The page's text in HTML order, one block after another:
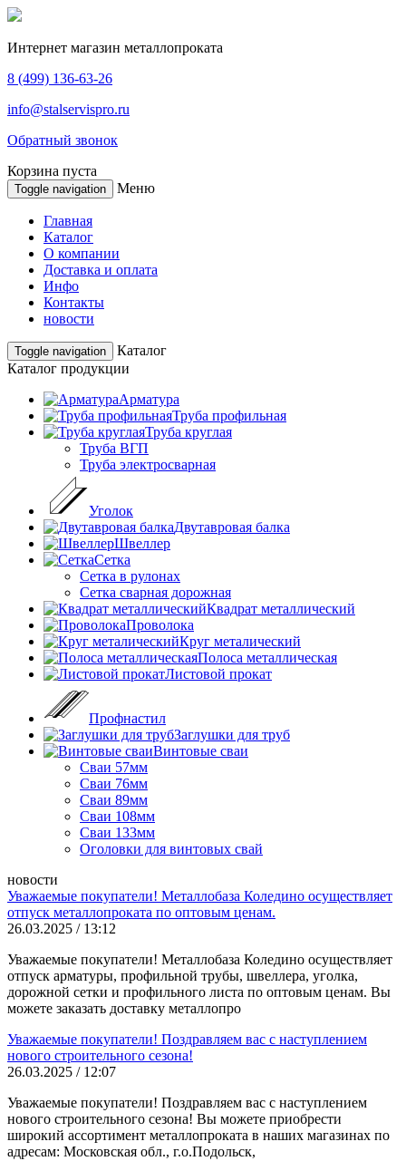
Интернет магазин металлопроката
8 (499) 136-63-26
info@stalservispro.ru
Обратный звонок
Корзина пуста
Toggle navigation Меню
Главная
Каталог
О компании
Доставка и оплата
Инфо
Контакты
новости
Toggle navigation
Каталог
Каталог продукции
Арматура
Труба профильная
Труба круглая
Труба ВГП
Труба электросварная
Уголок
Двутавровая балка
Швеллер
Cетка
Сетка в рулонах
Сетка сварная дорожная
Квадрат металлический
Проволока
Круг металический
Полоса металлическая
Листовой прокат
Профнастил
Заглушки для труб
Винтовые сваи
Сваи 57мм
Сваи 76мм
Сваи 89мм
Сваи 108мм
Сваи 133мм
Оголовки для винтовых свай
новости
Уважаемые покупатели! Металлобаза Коледино осуществляет
отпуск металлопроката по оптовым ценам.
26.03.2025 / 13:12
Уважаемые покупатели! Металлобаза Коледино осуществляет
отпуск арматуры, профильной трубы, швеллера, уголка,
дорожной сетки и профильного листа по оптовым ценам. Вы
можете заказать доставку металлопро
Уважаемые покупатели! Поздравляем вас с наступлением
нового строительного сезона!
26.03.2025 / 12:07
Уважаемые покупатели! Поздравляем вас с наступлением
нового строительного сезона! Вы можете приобрести
широкий ассортимент металлопроката в наших магазинах по
адресам: Московская обл., г.о.Подольск,